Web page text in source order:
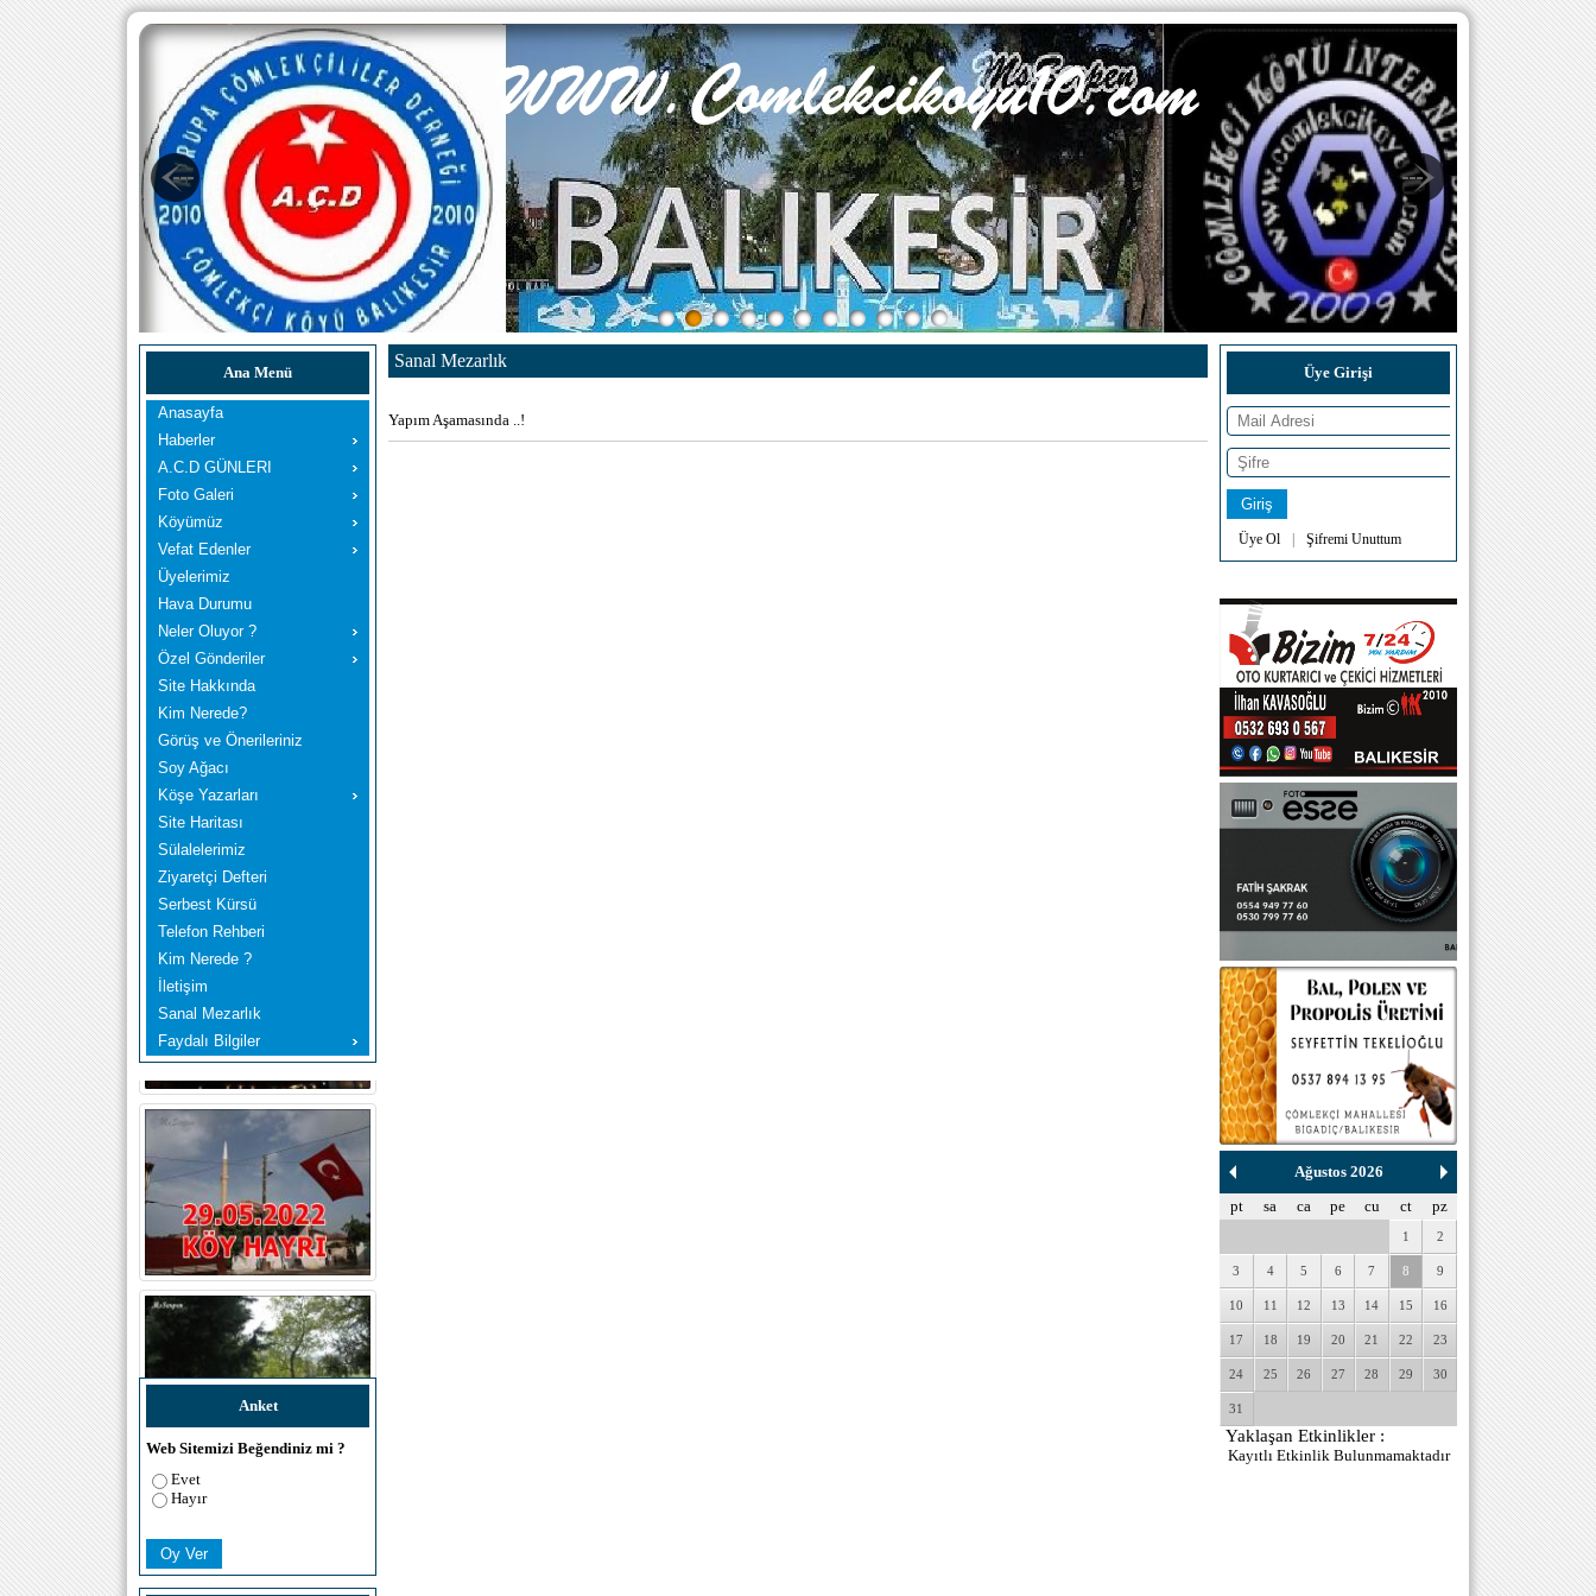
Ana Menü
Anasayfa
Haberler
A.C.D GÜNLERI
Foto Galeri
Köyümüz
Vefat Edenler
Üyelerimiz
Hava Durumu
Neler Oluyor ?
Özel Gönderiler
Site Hakkında
Kim Nerede?
Görüş ve Önerileriniz
Soy Ağacı
Köşe Yazarları
Site Haritası
Sülalelerimiz
Ziyaretçi Defteri
Serbest Kürsü
Telefon Rehberi
Kim Nerede ?
İletişim
Sanal Mezarlık
Faydalı Bilgiler
Anket
Web Sitemizi Beğendiniz mi ?
Evet
Hayır
Sanal Mezarlık
Yapım Aşamasında ..!
Üye Girişi
Şifremi Unuttum
Üye Ol
Ağustos 2026
pt
sa ca pe cu ct pz
1 2
3 4 5 6 7 8 9
10 11 12 13 14 15 16
17 18 19 20 21 22 23
24 25 26 27 28 29 30
31
Yaklaşan Etkinlikler :
Kayıtlı Etkinlik Bulunmamaktadır